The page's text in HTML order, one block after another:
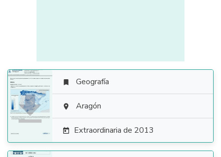

 Geografía
 Aragón
 Extraordinaria de 2013